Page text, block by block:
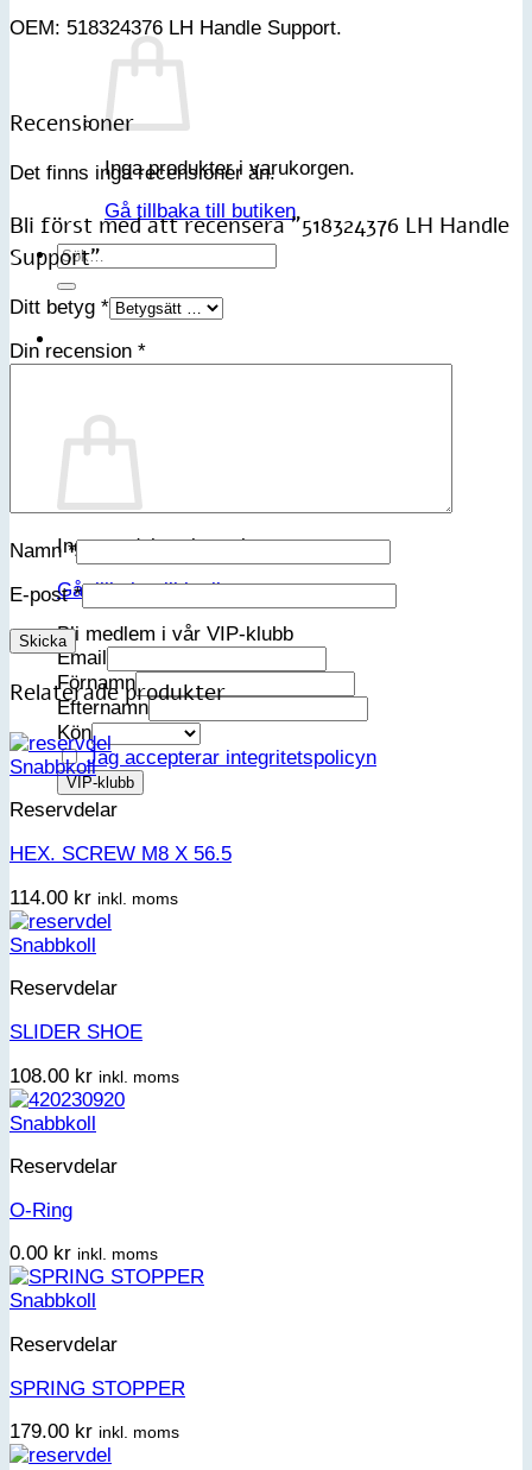
Inga produkter i varukorgen.
Gå tillbaka till butiken
Sök
Inga produkter i varukorgen.
Gå tillbaka till butiken
Bli medlem i vår VIP-klubb
Email
Förnamn
Efternamn
Kön
Jag accepterar integritetspolicyn
OEM: 518324376 LH Handle Support.
Recensioner
Det finns inga recensioner än.
Bli först med att recensera ”518324376 LH Handle
Support”
Ditt betyg *
Din recension *
Namn*
E-post*
Relaterade produkter
Snabbkoll
Reservdelar
HEX. SCREW M8 X 56.5
114.00 kr inkl. moms
Snabbkoll
Reservdelar
SLIDER SHOE
108.00 kr inkl. moms
Snabbkoll
Reservdelar
O-Ring
0.00 kr inkl. moms
Snabbkoll
Reservdelar
SPRING STOPPER
179.00 kr inkl. moms